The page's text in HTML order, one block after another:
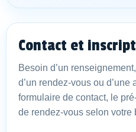
Contact et
Besoin d’un
d’un rendez-vous ou
formulaire de contact, le
de rendez-vous selon votre